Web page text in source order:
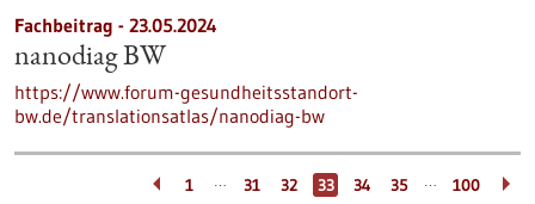
Fachbeitrag - 23.05.2024
nanodiag BW
https://www.forum-gesundheitsstandort-
bw.de/translationsatlas/nanodiag-bw
1 … 31 32 33 34 35 … 100